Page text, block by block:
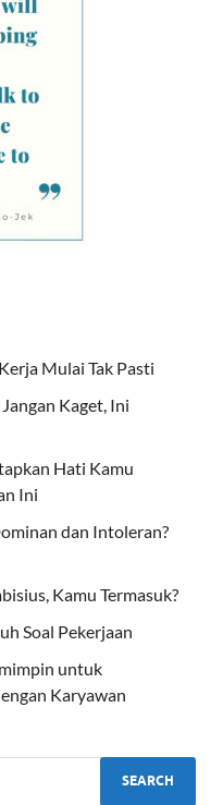
Mulai Tak Pasti
Kaget, Ini
Hati Kamu
Ini
dan Intoleran?
Kamu Termasuk?
Soal Pekerjaan
untuk
Karyawan